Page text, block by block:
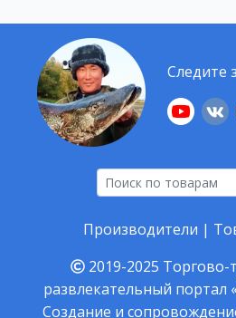
Следите
Производители |
2019-2025 Торгово-
развлекательный портал
Создание и